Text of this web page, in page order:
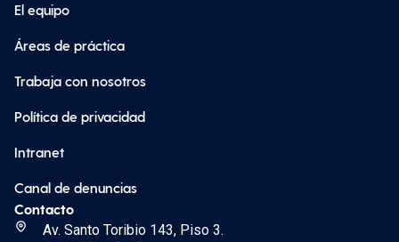
El equipo
Áreas de práctica
Trabaja con nosotros
Política de privacidad
Intranet
Canal de denuncias
Contacto
Av. Santo Toribio 143, Piso 3.